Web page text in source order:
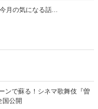
月の気になる話...
ンで蘇る！シネマ歌舞伎『曽
国公開